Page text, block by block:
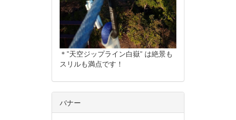
＊”天空ジップライン白嶽” は絶景も
スリルも満点です！
バナー